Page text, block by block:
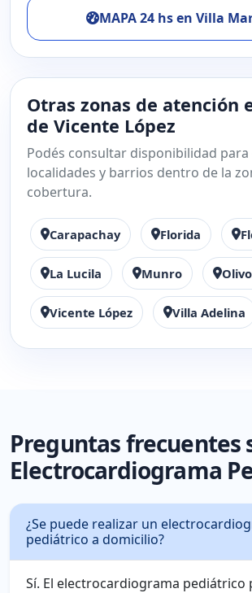
MAPA 24 hs en Villa
Otras zonas de atención
de Vicente López
Podés consultar disponibilidad
localidades y barrios dentro de la
cobertura.
Carapachay Florida
La Lucila Munro
Vicente López Villa Adelina
Preguntas frecuentes
Electrocardiograma
¿Se puede realizar un
pediátrico a domicilio?
Sí. El electrocardiograma pediátrico